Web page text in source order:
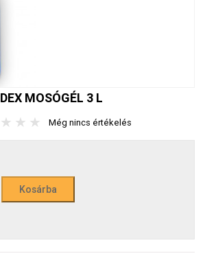
DEX MOSÓGÉL 3 L
★ ★ ★ Még nincs értékelés